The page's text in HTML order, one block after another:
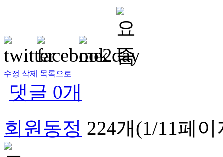
수정 삭제 목록으로
댓글 0개
회원동정 224개(1/11페이